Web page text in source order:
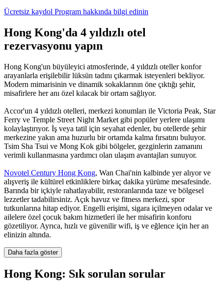
Ücretsiz kaydol Program hakkında bilgi edinin
Hong Kong'da 4 yıldızlı otel
rezervasyonu yapın
Hong Kong'un büyüleyici atmosferinde, 4 yıldızlı oteller konfor
arayanlarla erişilebilir lüksün tadını çıkarmak isteyenleri bekliyor.
Modern mimarisinin ve dinamik sokaklarının öne çıktığı şehir,
misafirlere her anı özel kılacak bir ortam sağlıyor.
Accor'un 4 yıldızlı otelleri, merkezi konumları ile Victoria Peak, Star
Ferry ve Temple Street Night Market gibi popüler yerlere ulaşımı
kolaylaştırıyor. İş veya tatil için seyahat edenler, bu otellerde şehir
merkezine yakın ama huzurlu bir ortamda kalma fırsatını buluyor.
Tsim Sha Tsui ve Mong Kok gibi bölgeler, gezginlerin zamanını
verimli kullanmasına yardımcı olan ulaşım avantajları sunuyor.
Novotel Century Hong Kong, Wan Chai'nin kalbinde yer alıyor ve
alışveriş ile kültürel etkinliklere birkaç dakika yürüme mesafesinde.
Barında bir içkiyle rahatlayabilir, restoranlarında taze ve bölgesel
lezzetler tadabilirsiniz. Açık havuz ve fitness merkezi, spor
tutkunlarına hitap ediyor. Engelli erişimi, sigara içilmeyen odalar ve
ailelere özel çocuk bakım hizmetleri ile her misafirin konforu
gözetiliyor. Ayrıca, hızlı ve güvenilir wifi, iş ve eğlence için her an
elinizin altında.
Daha fazla göster
Hong Kong: Sık sorulan sorular